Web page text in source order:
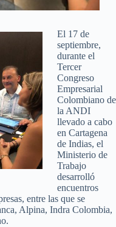
El 17 de
septiembre,
durante el
Tercer
Congreso
Empresarial
Colombiano de
la ANDI
llevado a cabo
en Cartagena
de Indias, el
Ministerio de
Trabajo
desarrolló
encuentros
entre las que se
Alpina, Indra Colombia,